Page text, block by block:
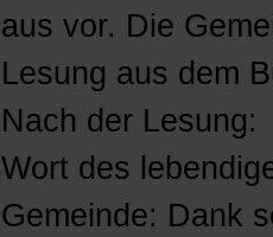
aus vor. Die
Lesung aus dem
Nach der Lesung:
Wort des
Gemeinde: Dank